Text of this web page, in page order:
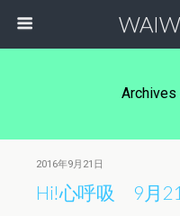
Archives
2016年9月21日
Hi!心呼吸 9月21